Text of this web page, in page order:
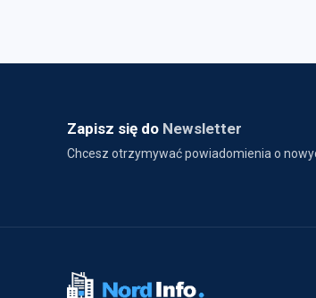
Zapisz się do Newsletter
Chcesz otrzymywać powiadomienia o